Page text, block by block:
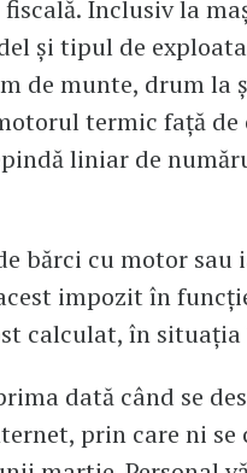
Inclusiv la
și tipul de
de munte, drum
termic față de
liniar de
bărci cu motor sau
impozit în
calculat, în situația
dată când se
prin care ni